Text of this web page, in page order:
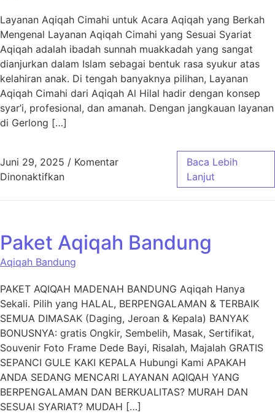
Layanan Aqiqah Cimahi untuk Acara Aqiqah yang Berkah
Mengenal Layanan Aqiqah Cimahi yang Sesuai Syariat
Aqiqah adalah ibadah sunnah muakkadah yang sangat
dianjurkan dalam Islam sebagai bentuk rasa syukur atas
kelahiran anak. Di tengah banyaknya pilihan, Layanan
Aqiqah Cimahi dari Aqiqah Al Hilal hadir dengan konsep
syar’i, profesional, dan amanah. Dengan jangkauan layanan
di Gerlong […]
Juni 29, 2025 / Komentar
Dinonaktifkanpada Layanan Aqiqah Cimahi untuk Acara
Baca Lebih
Lanjut
Paket Aqiqah Bandung
Aqiqah Bandung
PAKET AQIQAH MADENAH BANDUNG Aqiqah Hanya
Sekali. Pilih yang HALAL, BERPENGALAMAN & TERBAIK
SEMUA DIMASAK (Daging, Jeroan & Kepala) BANYAK
BONUSNYA: gratis Ongkir, Sembelih, Masak, Sertifikat,
Souvenir Foto Frame Dede Bayi, Risalah, Majalah GRATIS
SEPANCI GULE KAKI KEPALA Hubungi Kami APAKAH
ANDA SEDANG MENCARI LAYANAN AQIQAH YANG
BERPENGALAMAN DAN BERKUALITAS? MURAH DAN
SESUAI SYARIAT? MUDAH […]